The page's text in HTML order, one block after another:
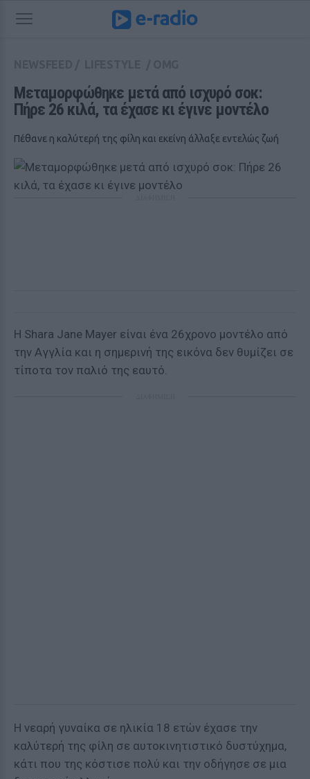
Μεταμορφώθηκε μετά από ισχυρό σοκ:
Πήρε 26 κιλά, τα έχασε κι έγινε μοντέλο
Πέθανε η καλύτερή της φίλη και εκείνη άλλαξε εντελώς ζωή
Η Shara Jane Mayer είναι ένα 26χρονο μοντέλο από
την Αγγλία και η σημερινή της εικόνα δεν θυμίζει σε
τίποτα τον παλιό της εαυτό.
Η νεαρή γυναίκα σε ηλικία 18 ετών έχασε την
καλύτερή της φίλη σε αυτοκινητιστικό δυστύχημα,
κάτι που της κόστισε πολύ και την οδήγησε σε μια